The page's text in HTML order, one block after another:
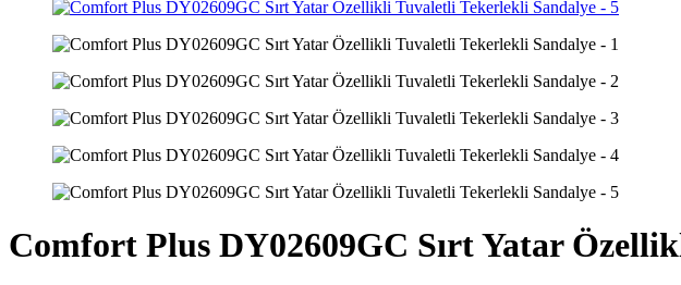
Comfort Plus DY02609GC Sırt Yatar